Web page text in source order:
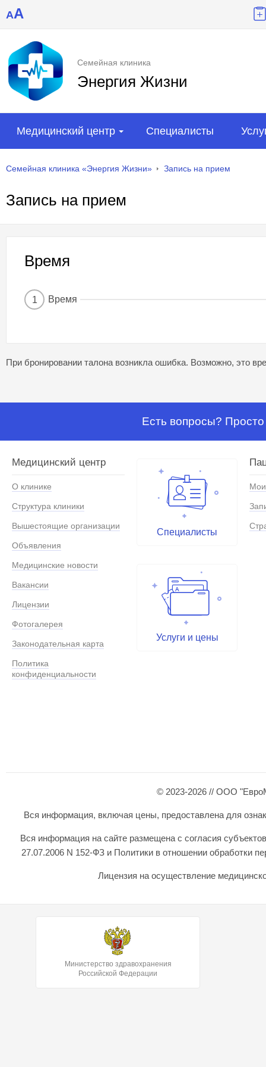
AA
Семейная клиника
Энергия Жизни
Медицинский центр Специалисты
Семейная клиника «Энергия Жизни» Запись на прием
Запись на прием
Время
1 Время
При бронировании талона возникла ошибка. Возможно, это
Есть вопросы?
Медицинский центр
О клинике
Структура клиники
Вышестоящие организации
Объявления
Медицинские новости
Вакансии
Лицензии
Фотогалерея
Законодательная карта
Политика
конфиденциальности
Специалисты
Услуги и цены
© 2023-2026 // ООО
Вся информация, включая цены, предоставлена для
Вся информация на сайте размещена с согласия
27.07.2006 N 152-ФЗ и Политики в отношении обработки
Лицензия на осуществление
Министерство здравохранения
Российской Федерации